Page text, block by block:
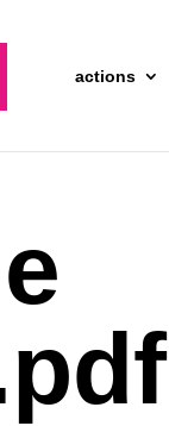
actions